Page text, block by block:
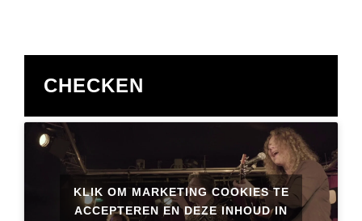
CHECKEN
KLIK OM MARKETING COOKIES TE
ACCEPTEREN EN DEZE INHOUD IN